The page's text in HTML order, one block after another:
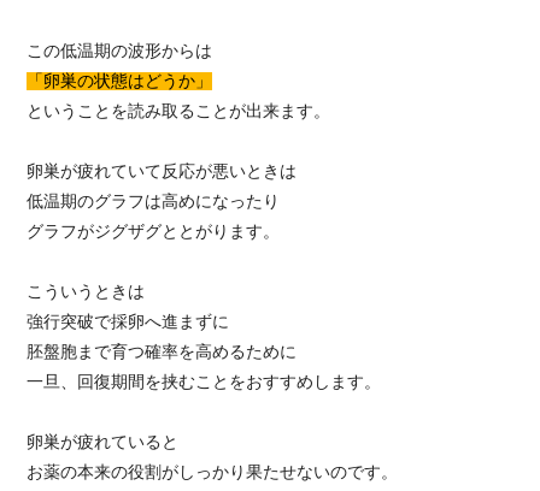
この低温期の波形からは
「卵巣の状態はどうか」
ということを読み取ることが出来ます。
卵巣が疲れていて反応が悪いときは
低温期のグラフは高めになったり
グラフがジグザグととがります。
こういうときは
強行突破で採卵へ進まずに
胚盤胞まで育つ確率を高めるために
一旦、回復期間を挟むことをおすすめします。
卵巣が疲れていると
お薬の本来の役割がしっかり果たせないのです。